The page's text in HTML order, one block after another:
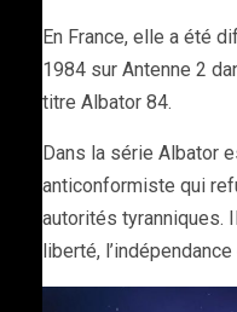
En France, elle a été
1984 sur Antenne 2
titre Albator 84.
Dans la série Albator
anticonformiste qui
autorités tyranniques.
liberté,